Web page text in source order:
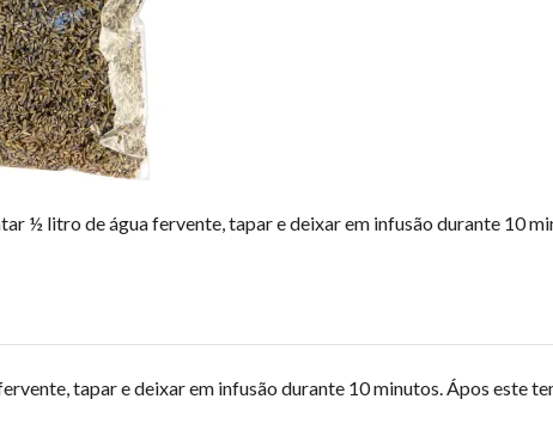
½ litro de água fervente, tapar e deixar em infusão durante 10
tapar e deixar em infusão durante 10 minutos. Ápos este